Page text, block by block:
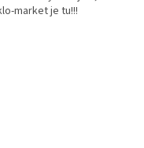
market je tu!!!